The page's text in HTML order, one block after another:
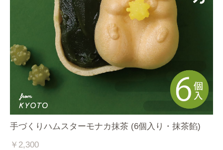
手づくりハムスターモナカ抹茶 (6個入り・抹茶餡)
￥2,300